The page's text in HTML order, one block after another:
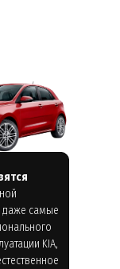
даже самые
KIA,